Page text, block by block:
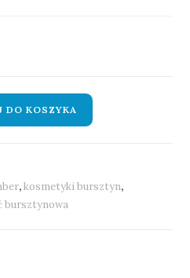
DO KOSZYKA
,kosmetyki bursztyn,
bursztynowa